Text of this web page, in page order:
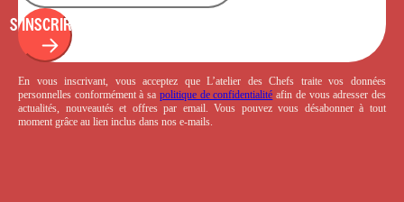
S'INSCRIRE
En vous inscrivant, vous acceptez que L’atelier des Chefs traite vos données
personnelles conformément à sa politique de confidentialité afin de vous adresser des
actualités, nouveautés et offres par email. Vous pouvez vous désabonner à tout
moment grâce au lien inclus dans nos e-mails.